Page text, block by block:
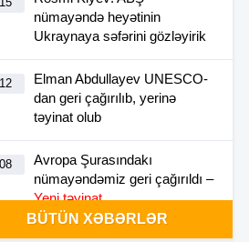
nümayəndə heyətinin
Ukraynaya səfərini gözləyirik
Elman Abdullayev UNESCO-
dan geri çağırılıb, yerinə
təyinat olub
Avropa Şurasındakı
nümayəndəmiz geri çağırıldı –
Yeni təyinat
BÜTÜN XƏBƏRLƏR